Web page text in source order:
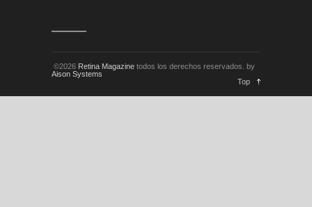
©2026 Retina Magazine todos los derechos reservados. by
Aison Systems
Top